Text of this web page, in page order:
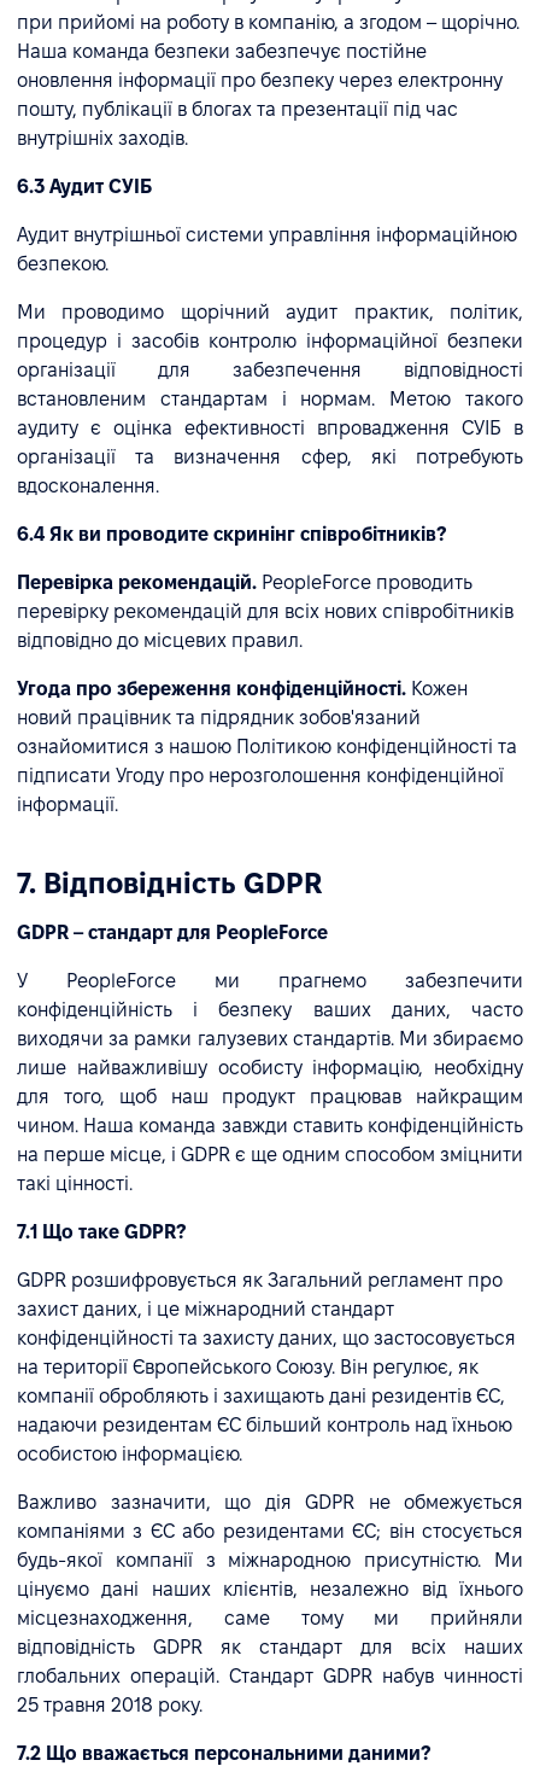
при прийомі на роботу в компанію, а згодом – щорічно.
Наша команда безпеки забезпечує постійне
оновлення інформації про безпеку через електронну
пошту, публікації в блогах та презентації під час
внутрішніх заходів.
6.3 Аудит СУІБ
Аудит внутрішньої системи управління інформаційною
безпекою.
Ми проводимо щорічний аудит практик, політик,
процедур і засобів контролю інформаційної безпеки
організації для забезпечення відповідності
встановленим стандартам і нормам. Метою такого
аудиту є оцінка ефективності впровадження СУІБ в
організації та визначення сфер, які потребують
вдосконалення.
6.4 Як ви проводите скринінг співробітників?
Перевірка рекомендацій. PeopleForce проводить
перевірку рекомендацій для всіх нових співробітників
відповідно до місцевих правил.
Угода про збереження конфіденційності. Кожен
новий працівник та підрядник зобов'язаний
ознайомитися з нашою Політикою конфіденційності та
підписати Угоду про нерозголошення конфіденційної
інформації.
7. Відповідність GDPR
GDPR – стандарт для PeopleForce
У PeopleForce ми прагнемо забезпечити
конфіденційність і безпеку ваших даних, часто
виходячи за рамки галузевих стандартів. Ми збираємо
лише найважливішу особисту інформацію, необхідну
для того, щоб наш продукт працював найкращим
чином. Наша команда завжди ставить конфіденційність
на перше місце, і GDPR є ще одним способом зміцнити
такі цінності.
7.1 Що таке GDPR?
GDPR розшифровується як Загальний регламент про
захист даних, і це міжнародний стандарт
конфіденційності та захисту даних, що застосовується
на території Європейського Союзу. Він регулює, як
компанії обробляють і захищають дані резидентів ЄС,
надаючи резидентам ЄС більший контроль над їхньою
особистою інформацією.
Важливо зазначити, що дія GDPR не обмежується
компаніями з ЄС або резидентами ЄС; він стосується
будь-якої компанії з міжнародною присутністю. Ми
цінуємо дані наших клієнтів, незалежно від їхнього
місцезнаходження, саме тому ми прийняли
відповідність GDPR як стандарт для всіх наших
глобальних операцій. Стандарт GDPR набув чинності
25 травня 2018 року.
7.2 Що вважається персональними даними?